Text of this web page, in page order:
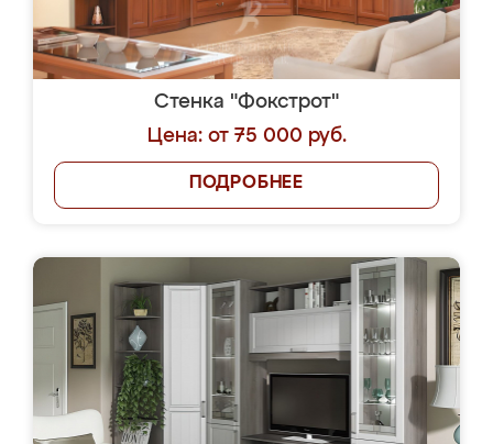
Стенка "Фокстрот"
Цена: от 75 000 руб.
ПОДРОБНЕЕ